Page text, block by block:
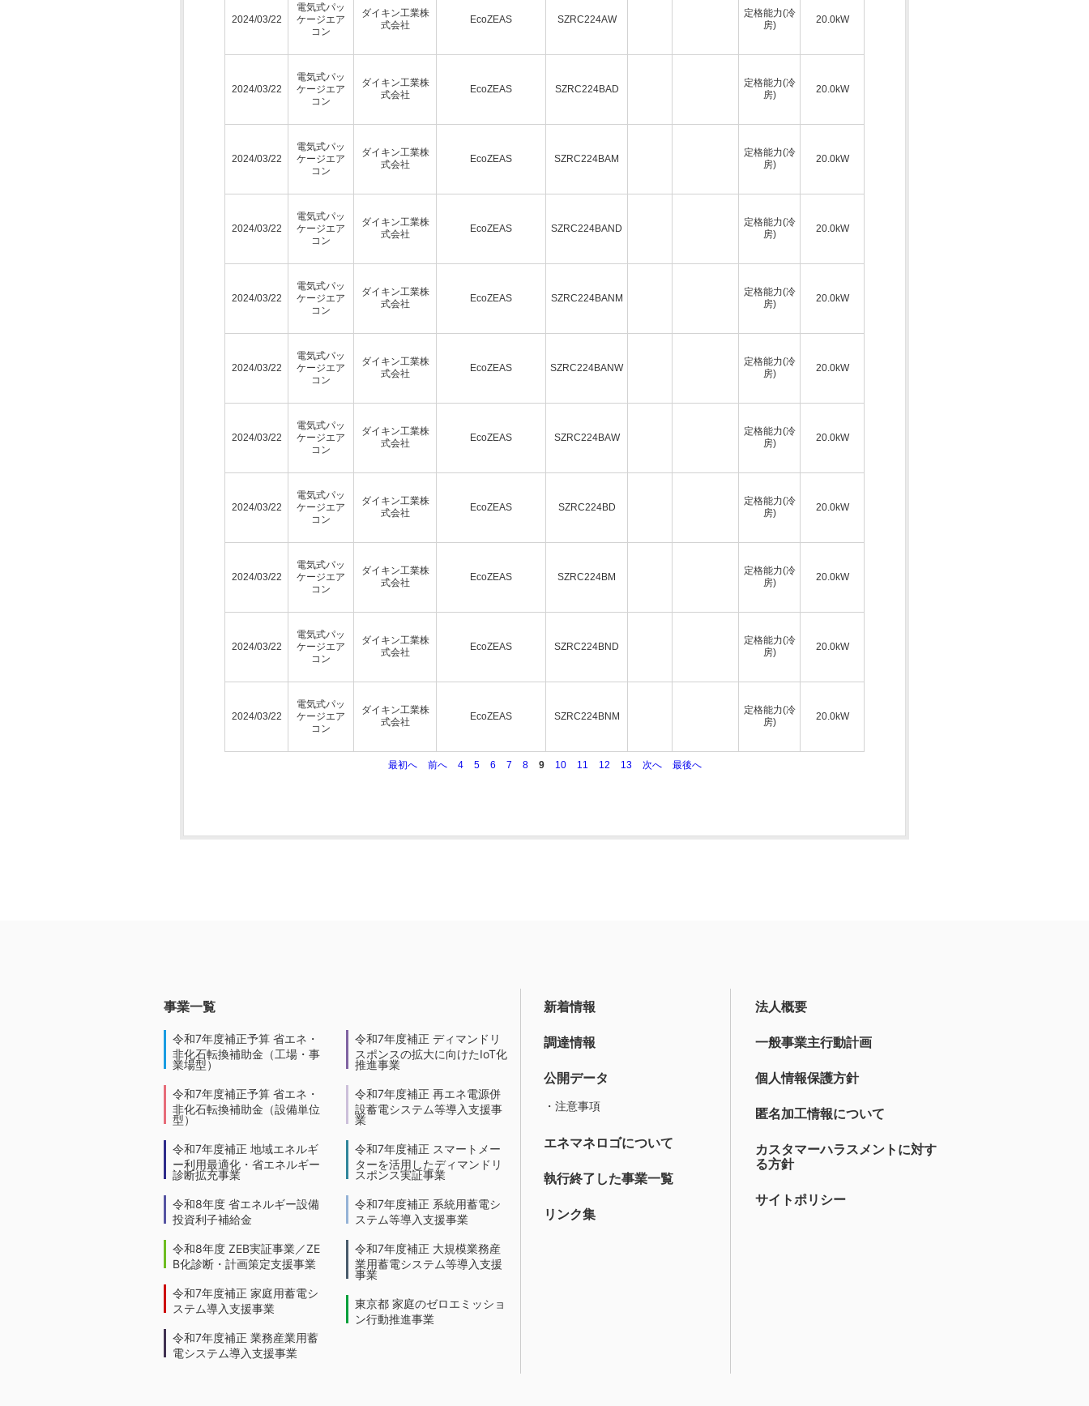
2024/03/22
電気式パッ
ケージエア
コン
ダイキン工業株
式会社
EcoZEAS SZRC224AW
定格能力(冷
房)
20.0kW
2024/03/22
電気式パッ
ケージエア
コン
ダイキン工業株
式会社
EcoZEAS SZRC224BAD
定格能力(冷
房)
20.0kW
2024/03/22
電気式パッ
ケージエア
コン
ダイキン工業株
式会社
EcoZEAS SZRC224BAM
定格能力(冷
房)
20.0kW
2024/03/22
電気式パッ
ケージエア
コン
ダイキン工業株
式会社
EcoZEAS SZRC224BAND
定格能力(冷
房)
20.0kW
2024/03/22
電気式パッ
ケージエア
コン
ダイキン工業株
式会社
EcoZEAS SZRC224BANM
定格能力(冷
房)
20.0kW
2024/03/22
電気式パッ
ケージエア
コン
ダイキン工業株
式会社
EcoZEAS SZRC224BANW
定格能力(冷
房)
20.0kW
2024/03/22
電気式パッ
ケージエア
コン
ダイキン工業株
式会社
EcoZEAS SZRC224BAW
定格能力(冷
房)
20.0kW
2024/03/22
電気式パッ
ケージエア
コン
ダイキン工業株
式会社
EcoZEAS SZRC224BD
定格能力(冷
房)
20.0kW
2024/03/22
電気式パッ
ケージエア
コン
ダイキン工業株
式会社
EcoZEAS SZRC224BM
定格能力(冷
房)
20.0kW
2024/03/22
電気式パッ
ケージエア
コン
ダイキン工業株
式会社
EcoZEAS SZRC224BND
定格能力(冷
房)
20.0kW
2024/03/22
電気式パッ
ケージエア
コン
ダイキン工業株
式会社
EcoZEAS SZRC224BNM
定格能力(冷
房)
20.0kW
最初へ 前へ 4 5 6 7 8 9 10 11 12 13 次へ 最後へ
事業一覧
令和7年度補正予算 省エネ・
非化石転換補助金（工場・事
業場型）
令和7年度補正予算 省エネ・
非化石転換補助金（設備単位
型）
令和7年度補正 地域エネルギ
ー利用最適化・省エネルギー
診断拡充事業
令和8年度 省エネルギー設備
投資利子補給金
令和8年度 ZEB実証事業／ZE
B化診断・計画策定支援事業
令和7年度補正 家庭用蓄電シ
ステム導入支援事業
令和7年度補正 業務産業用蓄
電システム導入支援事業
令和7年度補正 ディマンドリ
スポンスの拡大に向けたIoT化
推進事業
令和7年度補正 再エネ電源併
設蓄電システム等導入支援事
業
令和7年度補正 スマートメー
ターを活用したディマンドリ
スポンス実証事業
令和7年度補正 系統用蓄電シ
ステム等導入支援事業
令和7年度補正 大規模業務産
業用蓄電システム等導入支援
事業
東京都 家庭のゼロエミッショ
ン行動推進事業
新着情報
調達情報
公開データ
・注意事項
エネマネロゴについて
執行終了した事業一覧
リンク集
法人概要
一般事業主行動計画
個人情報保護方針
匿名加工情報について
カスタマーハラスメントに対す
る方針
サイトポリシー